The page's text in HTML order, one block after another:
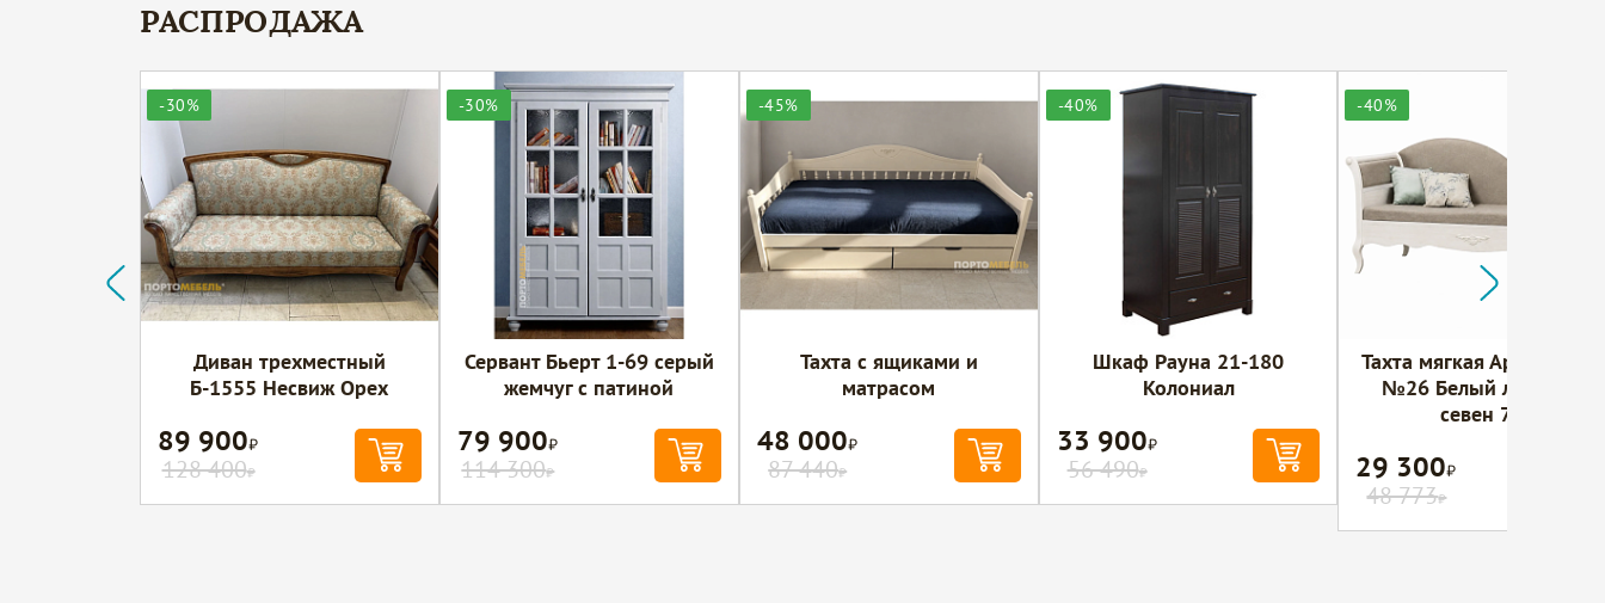
РАСПРОДАЖА
-30%
Диван трехместный
Б-1555 Несвиж Орех
89 900Р
128 400Р
-30%
Сервант Бьерт 1-69 серый
жемчуг с патиной
79 900Р
114 300Р
-45%
Тахта с ящиками и
матрасом
48 000Р
87 440Р
-40%
Шкаф Рауна 21-180
Колониал
33 900Р
56 490Р
-40%
Тахта мягкая Ари-
№26 Белый лак Ткань
севен 729
29 300Р
48 773Р